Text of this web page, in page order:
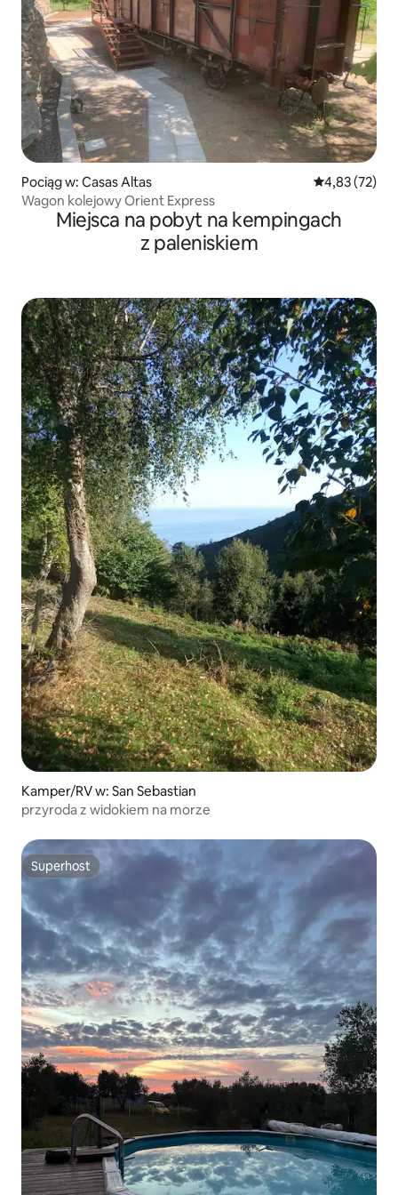
Pociąg w: Casas Altas Średnia
4,83 (72)
Wagon kolejowy Orient Express
Miejsca na pobyt na kempingach
z paleniskiem
Kamper/RV w: San Sebastian
przyroda z widokiem na morze
Superhost
Superhost